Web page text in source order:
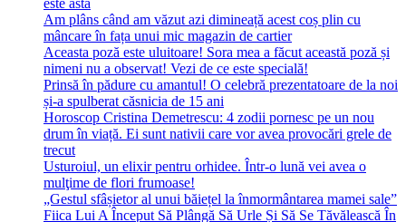
este asta
Am plâns când am văzut azi dimineață acest coș plin cu
mâncare în fața unui mic magazin de cartier
Aceasta poză este uluitoare! Sora mea a făcut această poză și
nimeni nu a observat! Vezi de ce este specială!
Prinsă în pădure cu amantul! O celebră prezentatoare de la noi
și-a spulberat căsnicia de 15 ani
Horoscop Cristina Demetrescu: 4 zodii pornesc pe un nou
drum în viață. Ei sunt nativii care vor avea provocări grele de
trecut
Usturoiul, un elixir pentru orhidee. Într-o lună vei avea o
mulţime de flori frumoase!
„Gestul sfâșietor al unui băiețel la înmormântarea mamei sale”
Fiica Lui A Început Să Plângă Să Urle Și Să Se Tăvălească În